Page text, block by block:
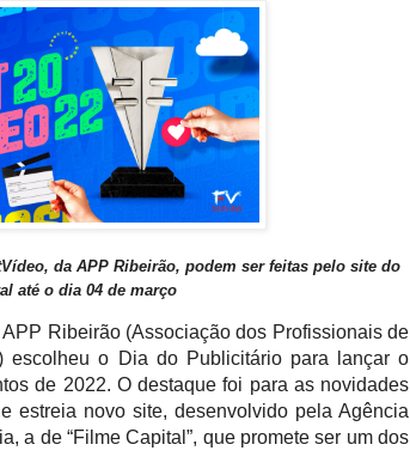
da APP Ribeirão, podem ser feitas pelo site do
até o dia 04 de março
APP Ribeirão (Associação dos Profissionais de
escolheu o Dia do Publicitário para lançar o
de 2022. O destaque foi para as novidades
estreia novo site, desenvolvido pela Agência
a de “Filme Capital”, que promete ser um dos